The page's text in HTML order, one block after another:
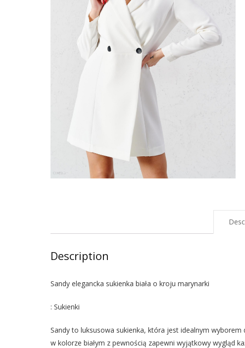
Description
Sandy elegancka sukienka biała o kroju marynarki
: Sukienki
Sandy to luksusowa sukienka, która jest idealnym
w kolorze białym z pewnością zapewni wyjątkowy wygląd